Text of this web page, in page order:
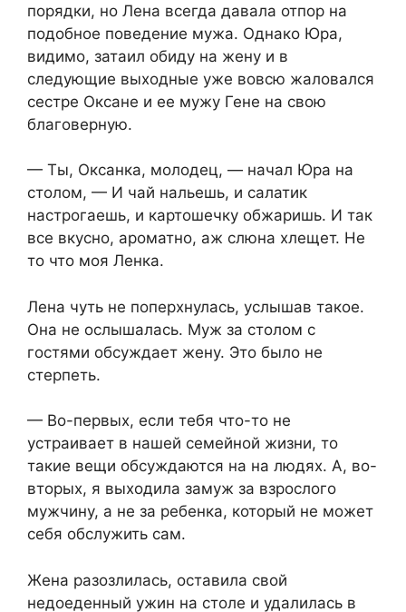
порядки, но Лена всегда давала отпор на
подобное поведение мужа. Однако Юра,
видимо, затаил обиду на жену и в
следующие выходные уже вовсю жаловался
сестре Оксане и ее мужу Гене на свою
благоверную.
— Ты, Оксанка, молодец, — начал Юра на
столом, — И чай нальешь, и салатик
настрогаешь, и картошечку обжаришь. И так
все вкусно, ароматно, аж слюна хлещет. Не
то что моя Ленка.
Лена чуть не поперхнулась, услышав такое.
Она не ослышалась. Муж за столом с
гостями обсуждает жену. Это было не
стерпеть.
— Во-первых, если тебя что-то не
устраивает в нашей семейной жизни, то
такие вещи обсуждаются на на людях. А, во-
вторых, я выходила замуж за взрослого
мужчину, а не за ребенка, который не может
себя обслужить сам.
Жена разозлилась, оставила свой
недоеденный ужин на столе и удалилась в